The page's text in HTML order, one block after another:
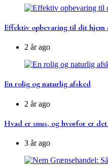
Effektiv opbevaring til dit hjem
2 år ago
En rolig og naturlig afsked
2 år ago
Hvad er snus, og hvorfor er
3 år ago